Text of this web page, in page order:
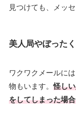
見つけても、メッ
美人局やぼった
ワクワクメールに
物もいます。怪し
をしてしまった場